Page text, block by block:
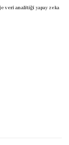
veri analitiği yapay zeka